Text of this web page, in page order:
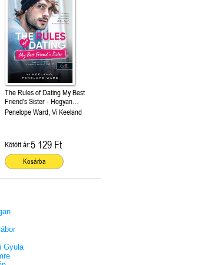
The Rules of Dating My Best
Friend's Sister - Hogyan
randizz a legjobb barátod
húgával (Hogyan randizzunk?
Penelope Ward, Vi Keeland
Kötött ár:5 129 Ft
Kosárba
Gyula